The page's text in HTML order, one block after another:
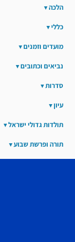
הלכה
כללי
מועדים וזמנים
נביאים וכתובים
סדרות
עיון
תולדות גדולי ישראל
תורה ופרשת שבוע